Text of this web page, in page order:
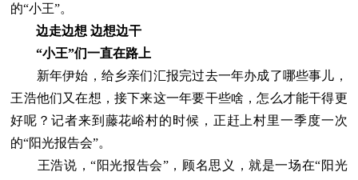
的“小王”。
边走边想 边想边干
“小王”们一直在路上
新年伊始，给乡亲们汇报完过去一年办成了哪些事儿，
王浩他们又在想，接下来这一年要干些啥，怎么才能干得更
好呢？记者来到藤花峪村的时候，正赶上村里一季度一次
的“阳光报告会”。
王浩说，“阳光报告会”，顾名思义，就是一场在“阳光